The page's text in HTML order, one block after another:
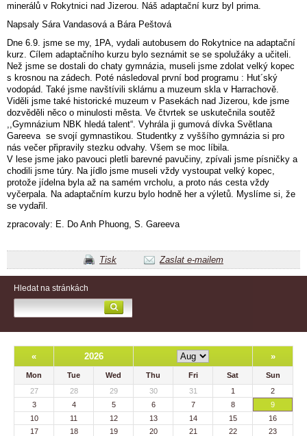
minerálů v Rokytnici nad Jizerou. Náš adaptační kurz byl prima.
Napsaly Sára Vandasová a Bára Peštová
Dne 6.9. jsme se my, 1PA, vydali autobusem do Rokytnice na adaptační
kurz. Cílem adaptačního kurzu bylo seznámit se se spolužáky a učiteli.
Než jsme se dostali do chaty gymnázia, museli jsme zdolat velký kopec
s krosnou na zádech. Poté následoval první bod programu : Hut´ský
vodopád. Také jsme navštívili sklárnu a muzeum skla v Harrachově.
Viděli jsme také historické muzeum v Pasekách nad Jizerou, kde jsme
dozvěděli něco o minulosti města. Ve čtvrtek se uskutečnila soutěž
,,Gymnázium NBK hledá talent“. Vyhrála ji gumová dívka Světlana
Gareeva se svojí gymnastikou. Studentky z vyššího gymnázia si pro
nás večer připravily stezku odvahy. Všem se moc líbila.
V lese jsme jako pavouci pletli barevné pavučiny, zpívali jsme písničky a
chodili jsme túry. Na jídlo jsme museli vždy vystoupat velký kopec,
protože jídelna byla až na samém vrcholu, a proto nás cesta vždy
vyčerpala. Na adaptačním kurzu bylo hodně her a výletů. Myslíme si, že
se vydařil.
zpracovaly: E. Do Anh Phuong, S. Gareeva
Tisk Zaslat e-mailem
Hledat na stránkách
« 2026 »
Mon Tue Wed Thu Fri Sat
Sun
27
28 29 30 31 1
2
3
4 5 6 7 8
9
10
11 12 13 14 15
16
17
18 19 20 21 22
23